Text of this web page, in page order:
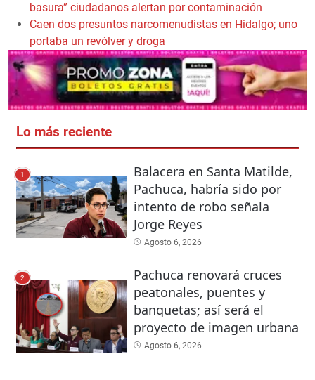
basura” ciudadanos alertan por contaminación
Caen dos presuntos narcomenudistas en Hidalgo; uno
portaba un revólver y droga
Lo más reciente
1
Balacera en Santa Matilde,
Pachuca, habría sido por
intento de robo señala
Jorge Reyes
Agosto 6, 2026
2
Pachuca renovará cruces
peatonales, puentes y
banquetas; así será el
proyecto de imagen urbana
Agosto 6, 2026